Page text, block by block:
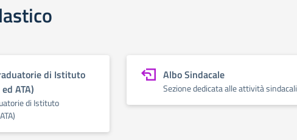
di Istituto
ATA)
di Istituto
Albo Sindacale
Sezione dedicata alle attività sindacali